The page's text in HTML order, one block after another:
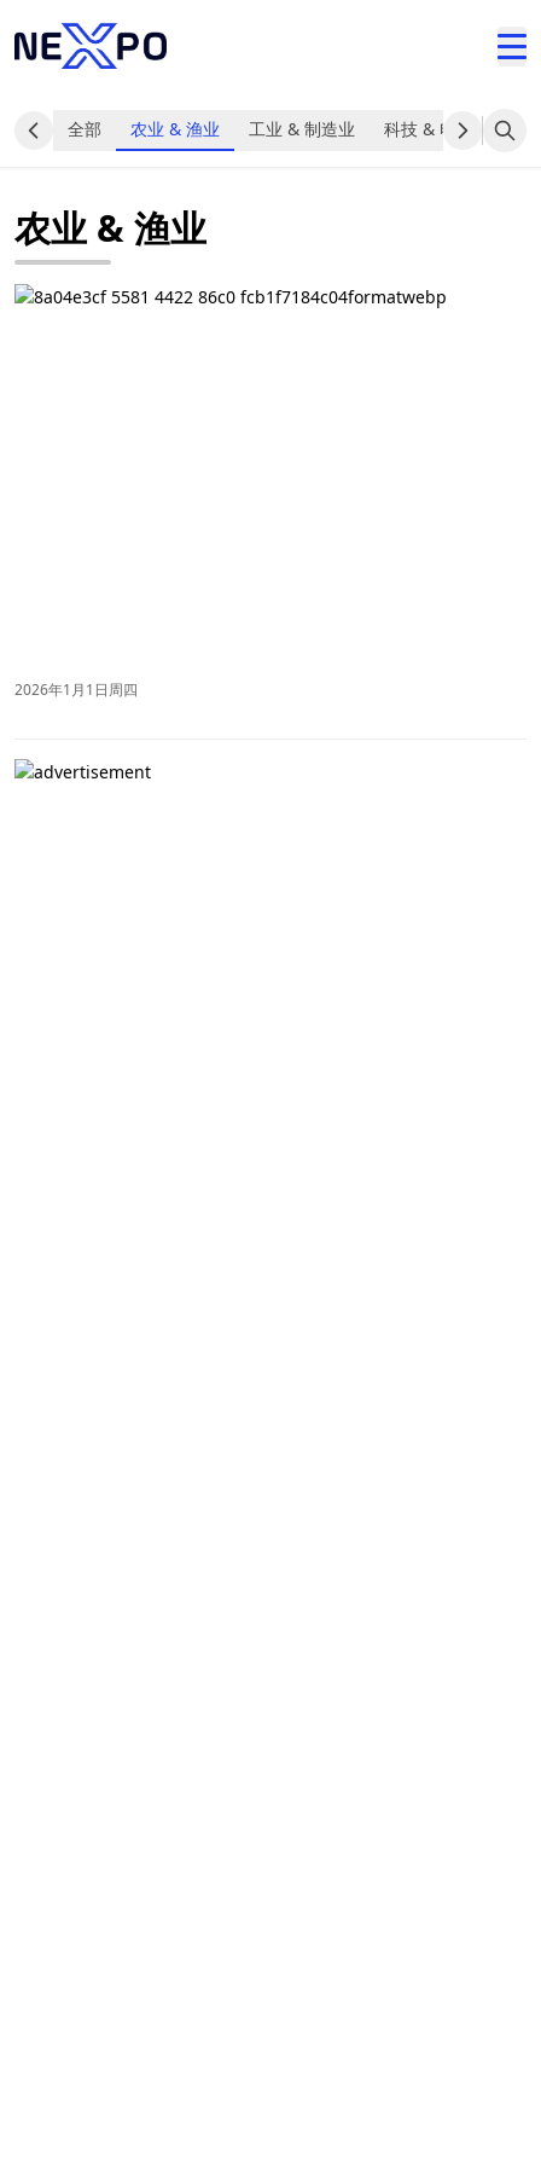
全部 农业 & 渔业 工业 & 制造业 科技 & 电子 食品
农业 & 渔业
2026年1月1日周四